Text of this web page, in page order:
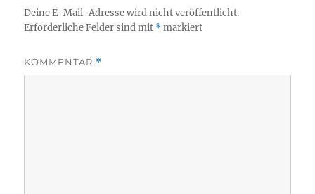
Deine E-Mail-Adresse wird nicht veröffentlicht.
Erforderliche Felder sind mit *markiert
KOMMENTAR *